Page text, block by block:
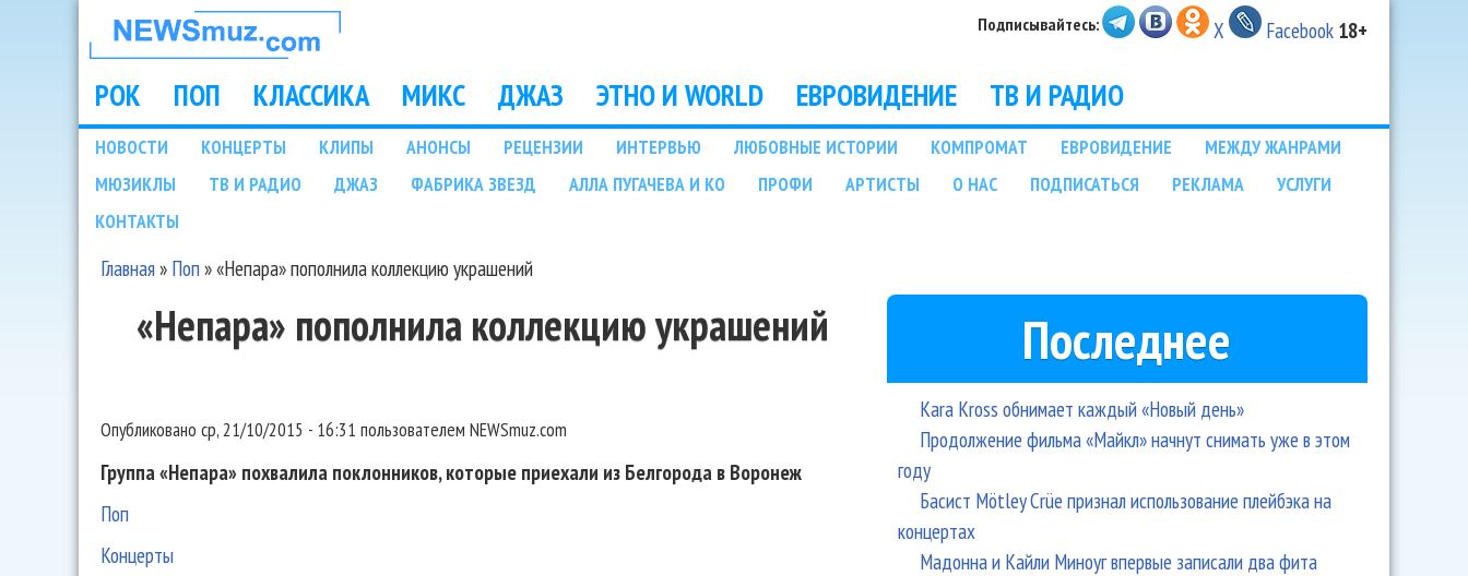
НОВОСТИ
МУЗЫКИ И
ШОУ БИЗНЕСА
NEWSMUZ.COM
Подписывайтесь: X Facebook 18+
Main menu
РОК ПОП КЛАССИКА МИКС ДЖАЗ ЭТНО И WORLD ЕВРОВИДЕНИЕ ТВ И РАДИО
Подразделы
НОВОСТИ КОНЦЕРТЫ КЛИПЫ АНОНСЫ РЕЦЕНЗИИ ИНТЕРВЬЮ ЛЮБОВНЫЕ ИСТОРИИ КОМПРОМАТ ЕВРОВИДЕНИЕ
МЕЖДУ ЖАНРАМИ
МЮЗИКЛЫ
ТВ И РАДИО ДЖАЗ ФАБРИКА ЗВЕЗД АЛЛА ПУГАЧЕВА И КО ПРОФИ АРТИСТЫ О НАС ПОДПИСАТЬСЯ РЕКЛАМА
УСЛУГИ
КОНТАКТЫ
Главная» Поп»«Непара» пополнила коллекцию украшений
«Непара» пополнила коллекцию украшений
Опубликовано ср, 21/10/2015 - 16:31 пользователем NEWSmuz.com
Группа «Непара» похвалила поклонников, которые приехали из Белгорода в Воронеж
Поп
Концерты
Последнее
Kara Kross обнимает каждый «Новый день»
Продолжение фильма «Майкл» начнут снимать уже в этом
году
Басист Mötley Crüe признал использование плейбэка на
концертах
Мадонна и Кайли Миноуг впервые записали два фита